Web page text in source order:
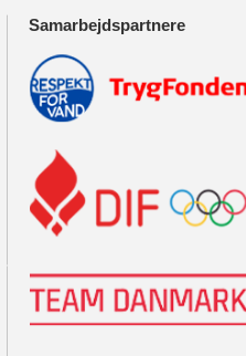
Samarbejdspartnere